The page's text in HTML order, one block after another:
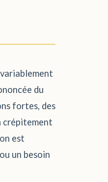
du
fortes, des
crépitement
est
un besoin